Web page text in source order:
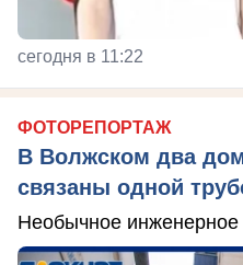
сегодня в 11:22
ФОТОРЕПОРТАЖ
В Волжском два
связаны одной
Необычное